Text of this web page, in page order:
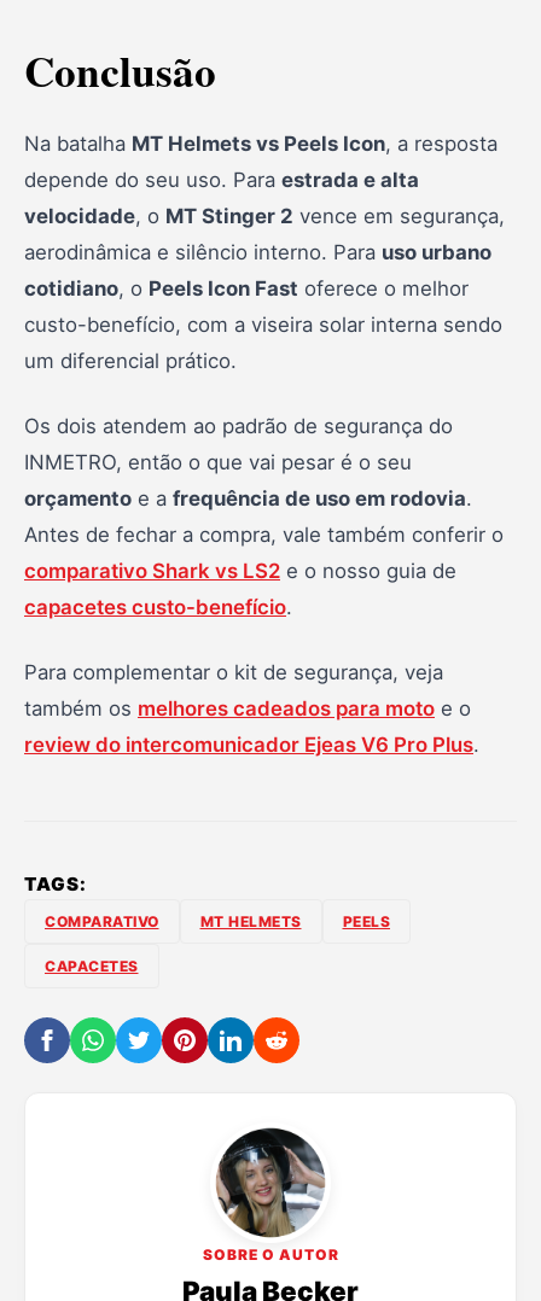
Conclusão
Na batalha MT Helmets vs Peels Icon, a resposta
depende do seu uso. Para estrada e alta
velocidade, o MT Stinger 2 vence em segurança,
aerodinâmica e silêncio interno. Para uso urbano
cotidiano, o Peels Icon Fast oferece o melhor
custo-benefício, com a viseira solar interna sendo
um diferencial prático.
Os dois atendem ao padrão de segurança do
INMETRO, então o que vai pesar é o seu
orçamento e a frequência de uso em rodovia.
Antes de fechar a compra, vale também conferir o
comparativo Shark vs LS2 e o nosso guia de
capacetes custo-benefício.
Para complementar o kit de segurança, veja
também os melhores cadeados para moto e o
review do intercomunicador Ejeas V6 Pro Plus.
TAGS:
COMPARATIVO MT HELMETS PEELS
CAPACETES
SOBRE O AUTOR
Paula Becker